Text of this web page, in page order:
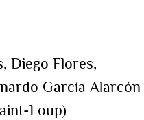
Diego Flores,
García Alarcón
Loup)